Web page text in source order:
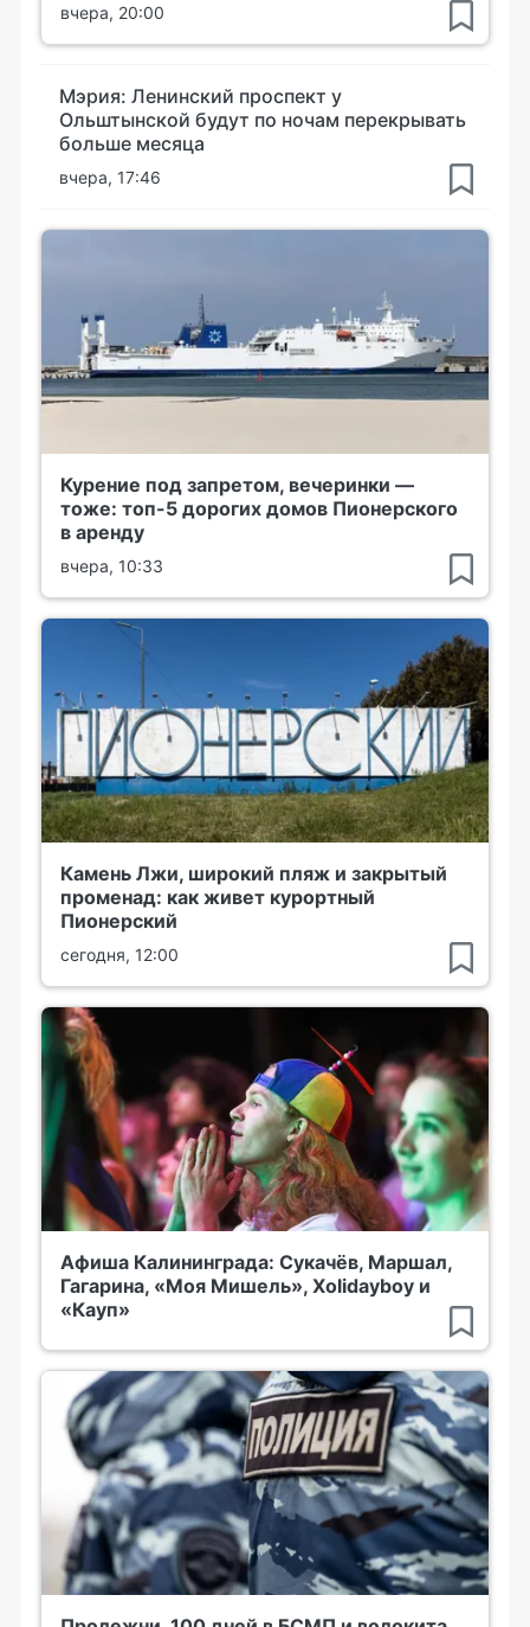
вчера, 20:00
Мэрия: Ленинский проспект у
Ольштынской будут по ночам перекрывать
больше месяца
вчера, 17:46
Курение под запретом, вечеринки —
тоже: топ-5 дорогих домов Пионерского
в аренду
вчера, 10:33
Камень Лжи, широкий пляж и закрытый
променад: как живет курортный
Пионерский
сегодня, 12:00
Афиша Калининграда: Сукачёв, Маршал,
Гагарина, «Моя Мишель», Xolidayboy и
«Кауп»